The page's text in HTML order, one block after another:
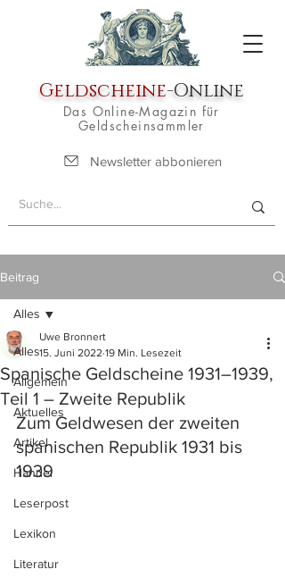
Geldscheine-Online
Das Online-Magazin für
Geldscheinsammler
Newsletter abbonieren
Beitrag
Alles
Allgemein
Aktuelles
Artikel
Handel
Leserpost
Lexikon
Literatur
Alles
Spanische Geldscheine 1931–1939,
Teil 1 – Zweite Republik
Uwe Bronnert
15. Juni 2022 19 Min. Lesezeit
Zum Geldwesen der zweiten
spanischen Republik 1931 bis
1939